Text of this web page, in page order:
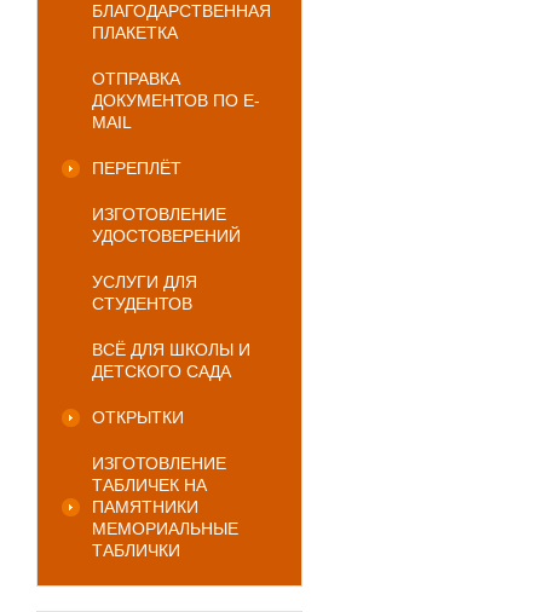
БЛАГОДАРСТВЕННАЯ
ПЛАКЕТКА
ОТПРАВКА
ДОКУМЕНТОВ ПО E-
MAIL
ПЕРЕПЛЁТ
ИЗГОТОВЛЕНИЕ
УДОСТОВЕРЕНИЙ
УСЛУГИ ДЛЯ
СТУДЕНТОВ
ВСЁ ДЛЯ ШКОЛЫ И
ДЕТСКОГО САДА
ОТКРЫТКИ
ИЗГОТОВЛЕНИЕ
ТАБЛИЧЕК НА
ПАМЯТНИКИ
МЕМОРИАЛЬНЫЕ
ТАБЛИЧКИ